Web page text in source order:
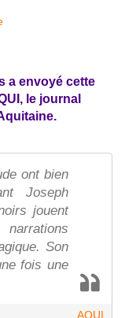
a envoyé cette
le journal
ont bien
Joseph
jouent
Son
fois une
AQUI